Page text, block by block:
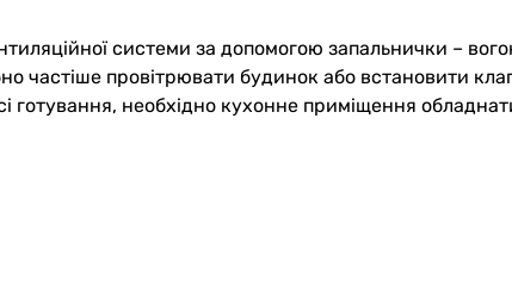
системи за допомогою запальнички –
частіше провітрювати будинок або встановити
готування, необхідно кухонне приміщення